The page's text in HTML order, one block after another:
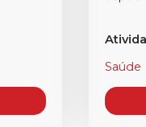
Saúde